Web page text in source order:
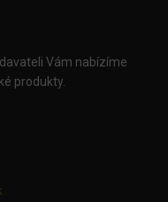
Vám nabízíme
produkty.